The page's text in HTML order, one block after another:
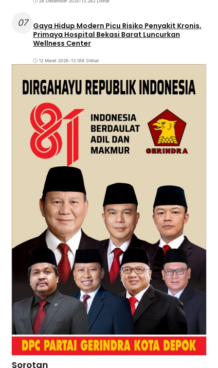
07
Gaya Hidup Modern Picu Risiko Penyakit Kronis,
Primaya Hospital Bekasi Barat Luncurkan
Wellness Center
12 Maret 2026•13.188 Dilihat
Sorotan